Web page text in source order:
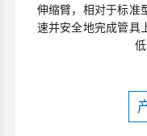
伸缩臂，相对于标准
速并安全地完成管具